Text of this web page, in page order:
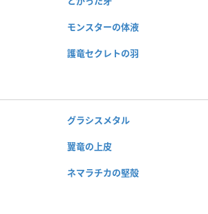
モンスターの体液
護竜セクレトの羽
グラシスメタル
翼竜の上皮
ネマラチカの堅殻